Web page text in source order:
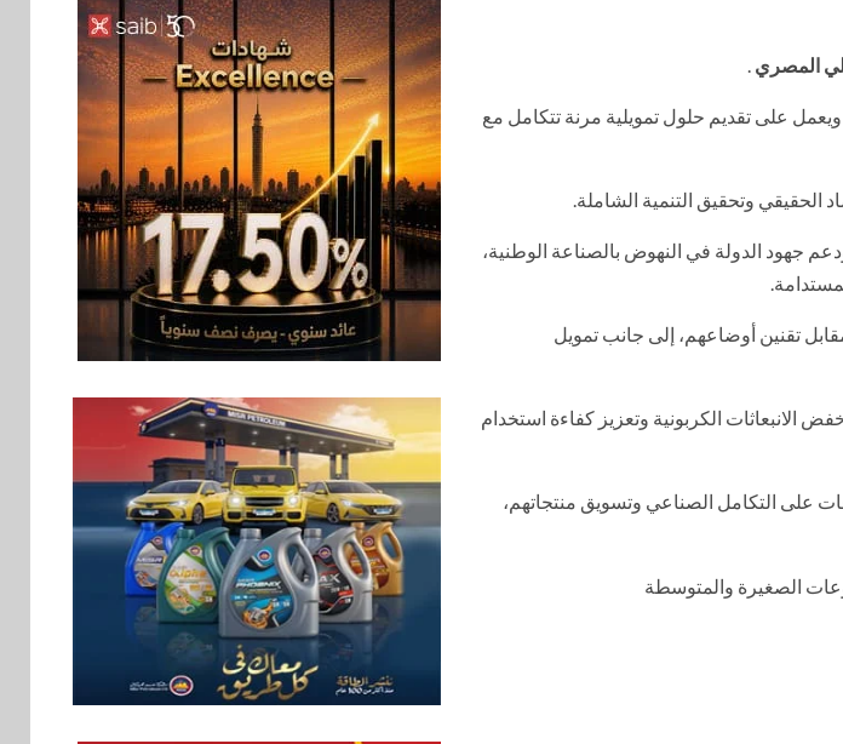
المصري .
على تقديم حلول تمويلية مرنة تتكامل مع
الحقيقي وتحقيق التنمية الشاملة.
جهود الدولة في النهوض بالصناعة الوطنية،
تقنين أوضاعهم، إلى جانب تمويل
الانبعاثات الكربونية وتعزيز كفاءة استخدام
على التكامل الصناعي وتسويق منتجاتهم،
اقتصاد
الأعلى يوقّع بروتوكول
تعاون مع البريد لتقديم
خدمة الإعلان
الإلكتروني المسجل
7
اخبار
RAKICT تعلن عن
شراكة استراتيجية مع
MCS لإطلاق محفظة
التدريب الرسمية
لكاسبرسكي